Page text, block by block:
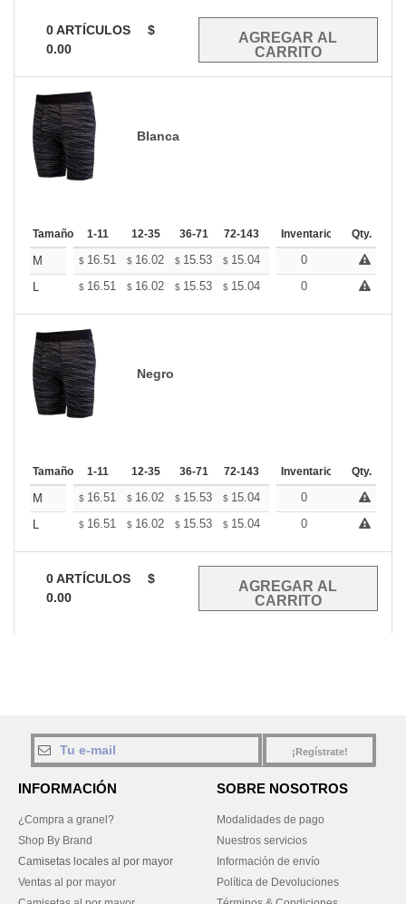
0ARTÍCULOS
$
0.00
Blanca
Tamaño 1-11 12-35 36-71 72-143 144-287 288 +
Inventario Qty.
M $ 16.51 $ 16.02 $ 15.53 $ 15.04 14.55
0
L
$ 16.51 $ 16.02 $ 15.53 $ 15.04 14.55
0
Negro
Tamaño 1-11 12-35 36-71 72-143 144-287 288 +
Inventario Qty.
M $ 16.51 $ 16.02 $ 15.53 $ 15.04 14.55
0
L
$ 16.51 $ 16.02 $ 15.53 $ 15.04 14.55
0
0ARTÍCULOS
$
0.00
¡Regístrate!
INFORMACIÓN
¿Compra a granel?
Shop By Brand
Camisetas locales al por mayor
Ventas al por mayor
SOBRE NOSOTROS
Modalidades de pago
Nuestros servicios
Información de envío
Política de Devoluciones